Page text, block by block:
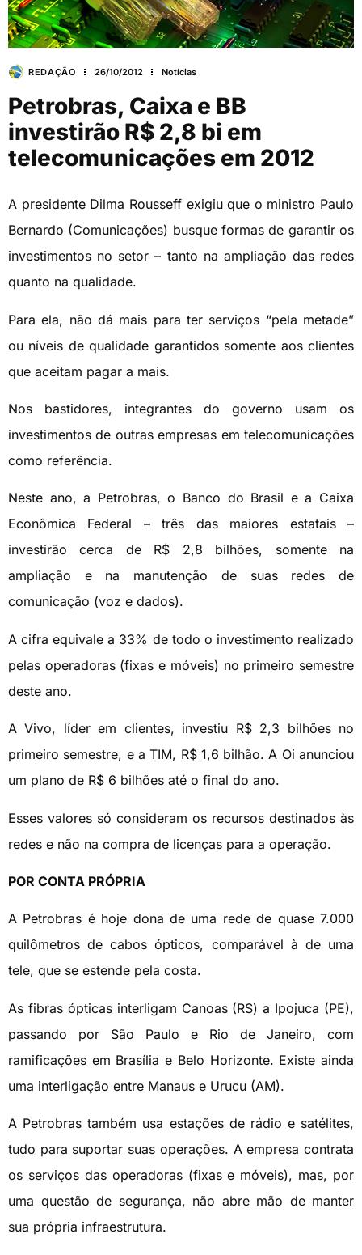
REDAÇÃO 26/10/2012 Notícias
Petrobras, Caixa e BB
investirão R$ 2,8 bi em
telecomunicações em 2012
A presidente Dilma Rousseff exigiu que o ministro Paulo
Bernardo (Comunicações) busque formas de garantir os
investimentos no setor – tanto na ampliação das redes
quanto na qualidade.
Para ela, não dá mais para ter serviços “pela metade”
ou níveis de qualidade garantidos somente aos clientes
que aceitam pagar a mais.
Nos bastidores, integrantes do governo usam os
investimentos de outras empresas em telecomunicações
como referência.
Neste ano, a Petrobras, o Banco do Brasil e a Caixa
Econômica Federal – três das maiores estatais –
investirão cerca de R$ 2,8 bilhões, somente na
ampliação e na manutenção de suas redes de
comunicação (voz e dados).
A cifra equivale a 33% de todo o investimento realizado
pelas operadoras (fixas e móveis) no primeiro semestre
deste ano.
A Vivo, líder em clientes, investiu R$ 2,3 bilhões no
primeiro semestre, e a TIM, R$ 1,6 bilhão. A Oi anunciou
um plano de R$ 6 bilhões até o final do ano.
Esses valores só consideram os recursos destinados às
redes e não na compra de licenças para a operação.
POR CONTA PRÓPRIA
A Petrobras é hoje dona de uma rede de quase 7.000
quilômetros de cabos ópticos, comparável à de uma
tele, que se estende pela costa.
As fibras ópticas interligam Canoas (RS) a Ipojuca (PE),
passando por São Paulo e Rio de Janeiro, com
ramificações em Brasília e Belo Horizonte. Existe ainda
uma interligação entre Manaus e Urucu (AM).
A Petrobras também usa estações de rádio e satélites,
tudo para suportar suas operações. A empresa contrata
os serviços das operadoras (fixas e móveis), mas, por
uma questão de segurança, não abre mão de manter
sua própria infraestrutura.